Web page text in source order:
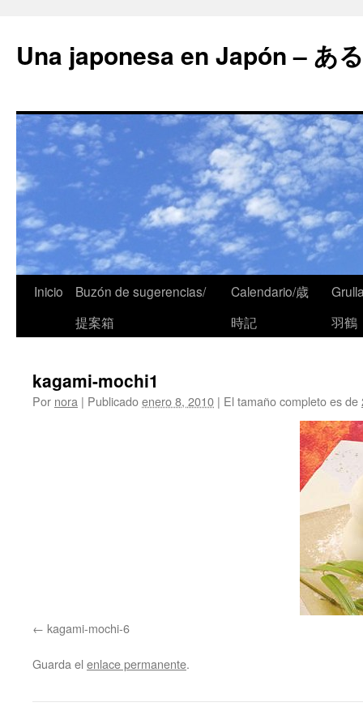
Una japonesa en Japón – あ
Inicio
Buzón de sugerencias/
提案箱
Calendario/歳
時記
羽鶴
kagami-mochi1
Por nora | Publicadoenero 8, 2010 | El tamaño completo es de
kagami-mochi-6
Guarda el enlace permanente.